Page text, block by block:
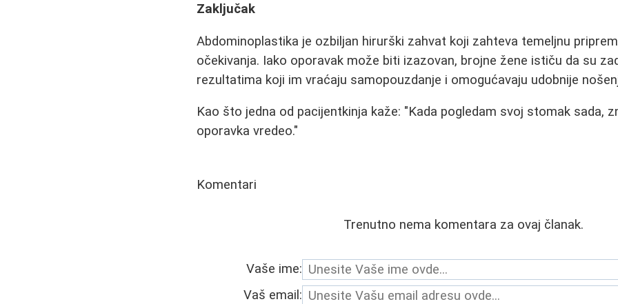
Zaključak
Abdominoplastika je ozbiljan hirurški zahvat koji zahteva temeljnu
očekivanja. Iako oporavak može biti izazovan, brojne žene ističu da su
rezultatima koji im vraćaju samopouzdanje i omogućavaju udobnije
Kao što jedna od pacijentkinja kaže: "Kada pogledam svoj stomak sada,
oporavka vredeo."
Komentari
Trenutno nema komentara za ovaj članak.
Vaše ime:
Vaš email: